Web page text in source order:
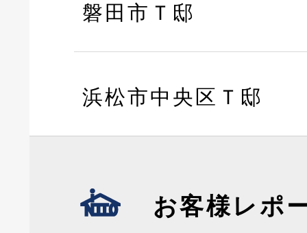
磐田市Ｔ邸
浜松市中央区Ｔ邸
お客様レポ